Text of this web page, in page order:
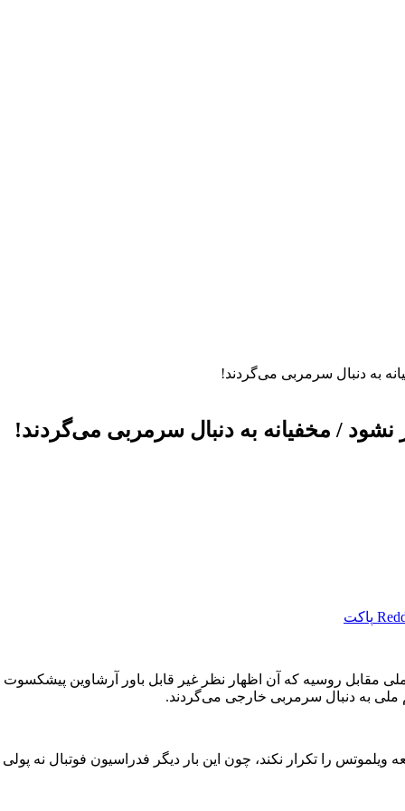
به دنبال سرمربی می‌گردند!
/ مخفیانه به دنبال سرمربی می‌گردند!
پاکت
روسیه که آن اظهار نظر غیر قابل باور آرشاوین پیشکسوت
ملی به دنبال سرمربی خارجی می‌گردند.
ویلموتس را تکرار نکند، چون این بار دیگر فدراسیون فوتبال نه